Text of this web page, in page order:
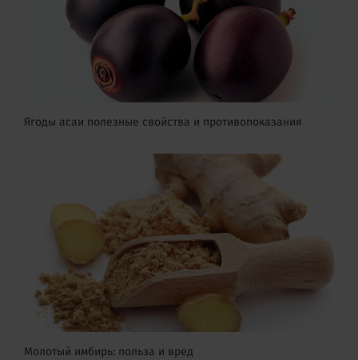
Ягоды асаи полезные свойства и противопоказания
Молотый имбирь: польза и вред